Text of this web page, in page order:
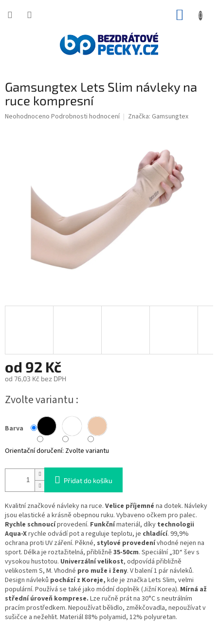
Gamsungtex Lets Slim návleky na
ruce kompresní
Průměrné
Neohodnoceno Podrobnosti hodnocení Značka: Gamsungtex
od 92 Kč
od 76,03 Kč bez DPH
cena:
Zvolte variantu
Barva
Orientační doručení: Zvolte variantu
Přidat do košíku
Kvalitní značkové návleky na ruce. Velice příjemné na dotek. Návleky
jsou elastické a krásně obepnou ruku. Vybaveno očkem pro palec.
Rychle schnoucíprovedení. Funkčnímateriál, díky technologii
Aqua-Xrychle odvádí pot a reguluje teplotu, je chladící. 99,9%
ochrana proti UV záření. Pěkné, stylové provedenívhodné nejen na
sport. Délka je roztažitelná, přibližně 35-50cm. Speciální „3D“ šev s
vysokou hustotou. Univerzální velikost, odpovídá přibližně
velikostem S, M. Vhodné pro muže i ženy. V balení 1 pár návleků.
Design návleků pochází z Koreje, kde je značka Lets Slim, velmi
populární. Používá se také jako módní doplněk (Jižní Korea). Mírná až
střední úroveň komprese. Lze ručně prát na 30°C s neutrálním
pracím prostředkem. Nepoužívat bělidlo, změkčovadla, nepoužívat v
sušičce a nežehlit. Materiál 88% polyamid, 12% polyuretan.